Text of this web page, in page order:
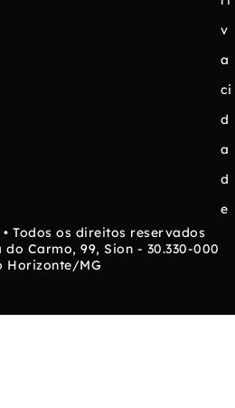
v
a
ci
d
a
d
e
Todos os direitos reservados
Carmo, 99, Sion - 30.330-000
Horizonte/MG